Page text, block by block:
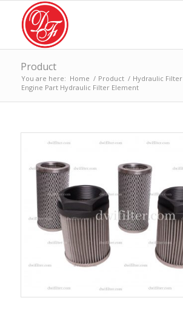
Product
You are here: Home / Product / Hydraulic Filter
Engine Part Hydraulic Filter Element